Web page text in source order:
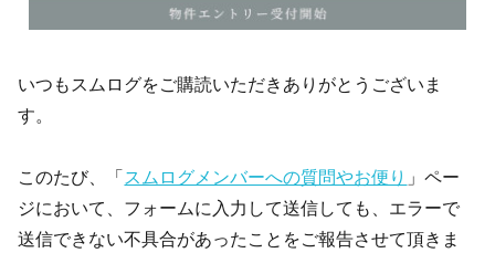
いつもスムログをご購読いただきありがとうございま
す。
このたび、「スムログメンバーへの質問やお便り 」ペー
ジにおいて、フォームに入力して送信しても、エラーで
送信できない不具合があったことをご報告させて頂きま